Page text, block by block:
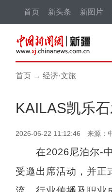
首页 新头条 新图片
首页 → 经济·文旅
KAILAS凯乐
2026-06-22 11:12:46 来源：
在2026尼泊尔-中
受邀出席活动，并正